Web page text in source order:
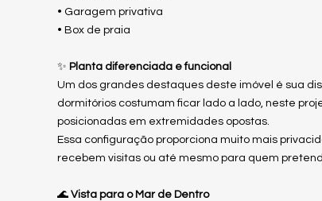
• Garagem privativa
• Box de praia
✨ Planta diferenciada e funcional
Um dos grandes destaques deste imóvel é sua
dormitórios costumam ficar lado a lado, neste
posicionadas em extremidades opostas.
Essa configuração proporciona muito mais
recebem visitas ou até mesmo para quem
🌊 Vista para o Mar de Dentro